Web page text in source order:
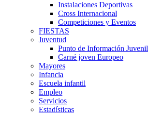
Instalaciones Deportivas
Cross Internacional
Competiciones y Eventos
FIESTAS
Juventud
Punto de Información Juvenil
Carné joven Europeo
Mayores
Infancia
Escuela infantil
Empleo
Servicios
Estadísticas